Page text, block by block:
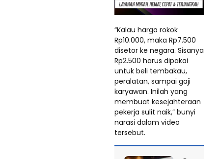
“Kalau harga rokok
Rp10.000, maka Rp7.500
disetor ke negara. Sisanya
Rp2.500 harus dipakai
untuk beli tembakau,
peralatan, sampai gaji
karyawan. Inilah yang
membuat kesejahteraan
pekerja sulit naik,” bunyi
narasi dalam video
tersebut.